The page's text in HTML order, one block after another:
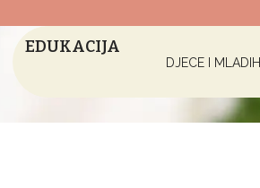
EDUKACIJA
DJECE I MLADIH